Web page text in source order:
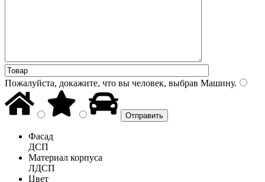
Пожалуйста, докажите, что вы человек, выбрав Машину.
Фасад
ДСП
Материал корпуса
ЛДСП
Цвет